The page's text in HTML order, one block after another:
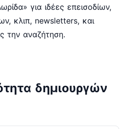
για ιδέες επεισοδίων,
κλιπ, newsletters, και
την αναζήτηση.
δημιουργών